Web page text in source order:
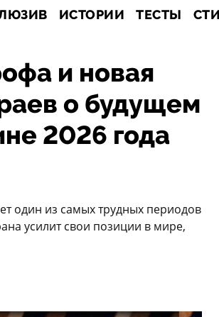
ИСТОРИИ ТЕСТЫ
и новая
о будущем
2026 года
один из самых трудных периодов
усилит свои позиции в мире,